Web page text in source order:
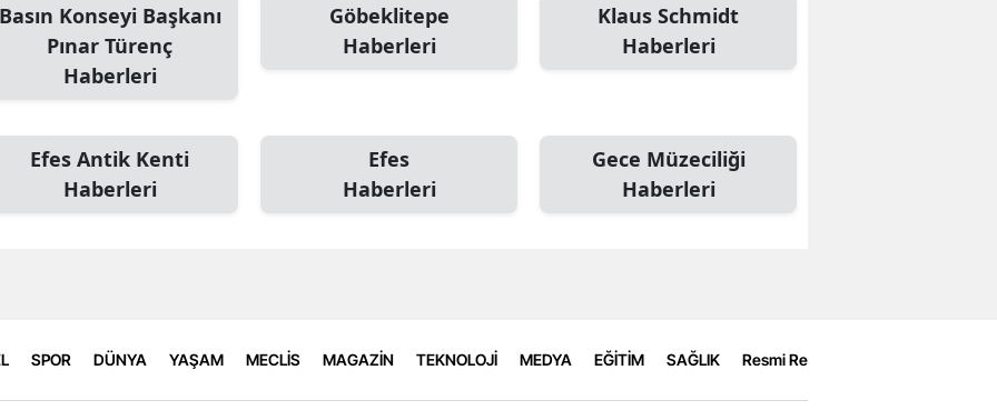
Basın Konseyi Başkanı
Pınar Türenç
Haberleri
Göbeklitepe
Haberleri
Klaus Schmidt
Haberleri
Efes Antik Kenti
Haberleri
Efes
Haberleri
Gece Müzeciliği
Haberleri
SPOR DÜNYA YAŞAM MECLİS MAGAZİN TEKNOLOJİ MEDYA EĞİTİM SAĞLIK Resmi Reklamlar